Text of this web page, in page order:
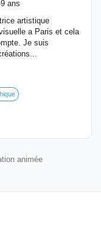
ans
artistique
a Paris et cela
Je suis
animée